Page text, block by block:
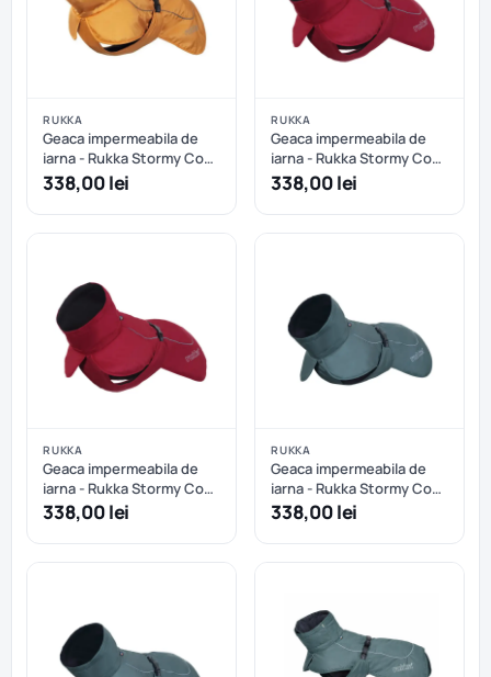
RUKKA
Geaca impermeabila de
iarna - Rukka Stormy Coat
- Abricot - 45 cm
338,00 lei
RUKKA
Geaca impermeabila de
iarna - Rukka Stormy Coat
- Burgundy - 40 cm
338,00 lei
RUKKA
Geaca impermeabila de
iarna - Rukka Stormy Coat
- Burgundy - 45 cm
338,00 lei
RUKKA
Geaca impermeabila de
iarna - Rukka Stormy Coat
- Dark Agave - 35 cm
338,00 lei